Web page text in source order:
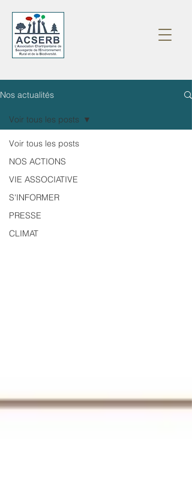
Nos actualités
Voir tous les posts
NOS ACTIONS
VIE ASSOCIATIVE
S'INFORMER
PRESSE
CLIMAT
Voir tous les posts